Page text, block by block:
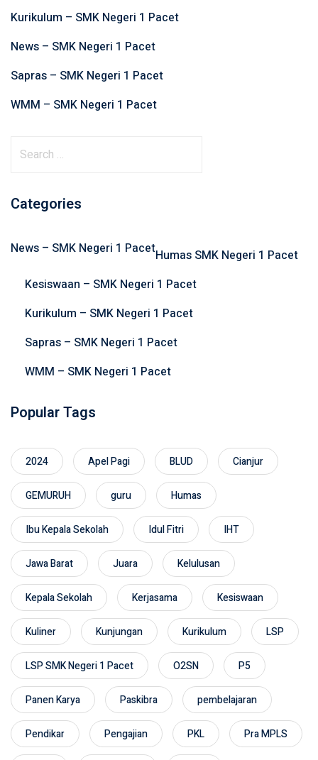
Kurikulum – SMK Negeri 1 Pacet
News – SMK Negeri 1 Pacet
Sapras – SMK Negeri 1 Pacet
WMM – SMK Negeri 1 Pacet
r
f
Categories
News – SMK Negeri 1 PacetHumas SMK Negeri 1 Pacet
Kesiswaan – SMK Negeri 1 Pacet
Kurikulum – SMK Negeri 1 Pacet
Sapras – SMK Negeri 1 Pacet
WMM – SMK Negeri 1 Pacet
Popular Tags
2024 Apel Pagi BLUD Cianjur
GEMURUH guru Humas
Ibu Kepala Sekolah Idul Fitri IHT
Jawa Barat Juara Kelulusan
Kepala Sekolah Kerjasama Kesiswaan
Kuliner Kunjungan Kurikulum LSP
LSP SMK Negeri 1 Pacet O2SN P5
Panen Karya Paskibra pembelajaran
Pendikar Pengajian PKL Pra MPLS